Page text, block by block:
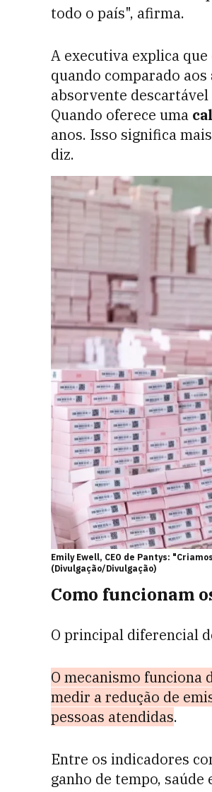
todo o país", afirma.
A executiva explica
quando comparado aos
absorvente
Quando oferece uma
anos. Isso significa
diz.
Emily Ewell, CEO de Pantys:
(Divulgação/Divulgação)
Como funcionam
O principal diferencial
O mecanismo funciona
medir a redução de
pessoas atendidas.
Entre os indicadores
ganho de tempo,